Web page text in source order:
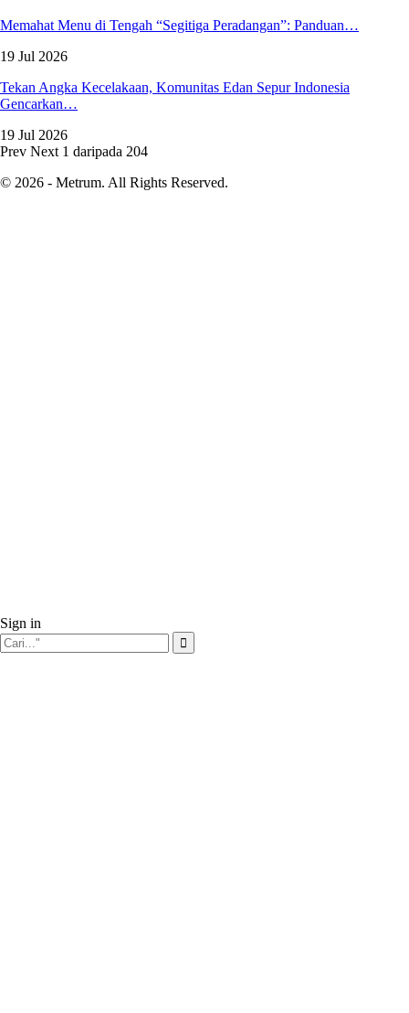
Memahat Menu di Tengah “Segitiga Peradangan”: Panduan…
19 Jul 2026
Tekan Angka Kecelakaan, Komunitas Edan Sepur Indonesia
Gencarkan…
19 Jul 2026
Prev Next 1 daripada 204
© 2026 - Metrum. All Rights Reserved.
Sign in